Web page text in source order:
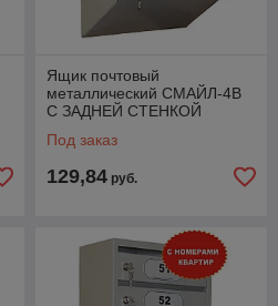
Ящик почтовый
металлический СМАЙЛ-4В
С ЗАДНЕЙ СТЕНКОЙ
Под заказ
129,84 руб.